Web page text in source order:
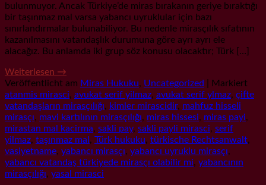
bulunmuyor. Ancak Türkiye’de miras bırakanın geriye bıraktığı
bir taşınmaz mal varsa yabancı uyruklular için bazı
sınırlandırmalar bulunabiliyor. Bu nedenle mirasçılık sıfatının
kazanılmasını vatandaşlık durumuna göre ayrı ayrı ele
alacağız. Bu anlamda iki grup söz konusu olacaktır; Türk […]
Weiterlesen →
Veröffentlicht am Miras Hukuku, Uncategorized
Markiert
atanmis mirasci, avukat serif yilmaz, avukat serif ylmaz, çifte
vatandaşların mirasçılığı, kimler mirascidir, mahfuz hisseli
mirasçı, mavi kartılının mirasçılığı, miras hissesi, miras payi,
mirastan mal kacirma, sakli pay, sakli payli mirasci, serif
yilmaz, taşınmaz mal, Türk hukuku, türkische Rechtsanwalt,
vasiyetname, yabancı mirasçı, yabancı uyruklu mirasçı,
yabancı vatandaş türkiyede mirasçı olabilir mi, yabancının
mirasçılığı, yasal mirasci